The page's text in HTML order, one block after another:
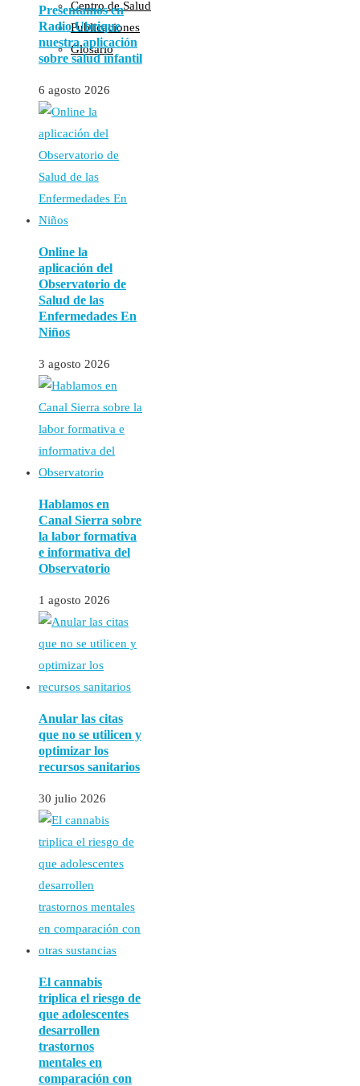
Centro de Salud
Publicaciones
Glosario
Presentamos en
Radio Ubrique
nuestra aplicación
sobre salud infantil
6 agosto 2026
Online la
aplicación del
Observatorio de
Salud de las
Enfermedades En
Niños
3 agosto 2026
Hablamos en
Canal Sierra sobre
la labor formativa
e informativa del
Observatorio
1 agosto 2026
Anular las citas
que no se utilicen y
optimizar los
recursos sanitarios
30 julio 2026
El cannabis
triplica el riesgo de
que adolescentes
desarrollen
trastornos
mentales en
comparación con